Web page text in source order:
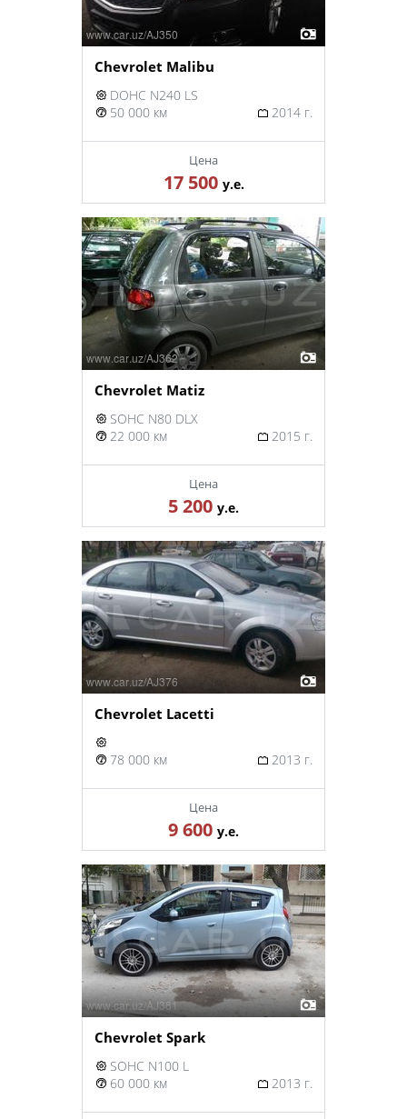
Chevrolet Malibu
DOHC N240 LS
50 000 км
2014 г.
Цена
17 500 у.е.
Chevrolet Matiz
SOHC N80 DLX
22 000 км
2015 г.
Цена
5 200 у.е.
Chevrolet Lacetti
78 000 км 2013 г.
Цена
9 600 у.е.
Chevrolet Spark
SOHC N100 L
60 000 км
2013 г.